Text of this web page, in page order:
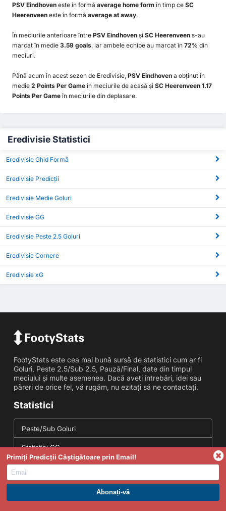
PSV Eindhoven este in formă average home formîn timp ce SC
Heerenveen este în formă average at away.
În meciurile anterioare între PSV Eindhoven și SC Heerenveen s-au
marcat în medie 3.59 goals , iar ambele echipe au marcat în 72% din
meciuri.
Până acum în acest sezon de Eredivisie, PSV Eindhoven a obținut în
medie 2 Points Per Gameîn meciurile de acasă și SC Heerenveen 1.17
Points Per Gameîn meciurile din deplasare.
Eredivisie Statistici
Eredivisie Ghid Formă
Eredivisie Predicții
Eredivisie Medie Goluri
Eredivisie GG
Eredivisie Peste 2.5 Goluri
Eredivisie Cornere
Eredivisie xG
FootyStats este cea mai bună sursă de statistici cum ar fi
Goluri, Peste 2.5/Sub 2.5, Pauză/Final, date din timpul
meciului și multe asemenea. Dacă aveti întrebări, idei sau
păreri de orice fel, vă rugăm, nu ezitați să ne contactați.
Statistici
Peste/Sub Goluri
Statistici GG
Statistici Cornere
Marcate in Ambele Reprize
ABONAȚI-VĂ LA PREMIUM. PROFITAȚI ACUM.
Primiți Predicții Câștigătoare prin Email!